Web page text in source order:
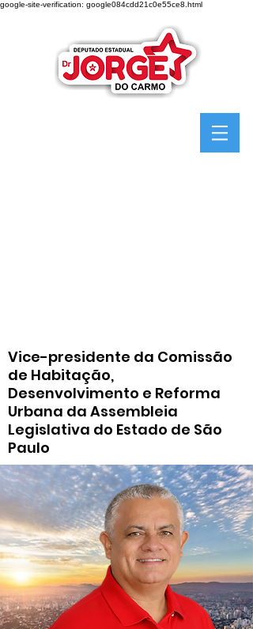
google-site-verification: google084cdd21c0e55ce8.html
Vice-presidente da Comissão
de Habitação,
Desenvolvimento e Reforma
Urbana da Assembleia
Legislativa do Estado de São
Paulo